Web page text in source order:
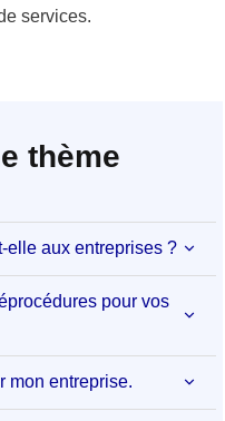
services.
thème
elle aux entreprises ?
pour vos
mon entreprise.